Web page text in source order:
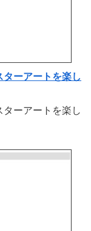
ターアートを楽し
ターアートを楽し